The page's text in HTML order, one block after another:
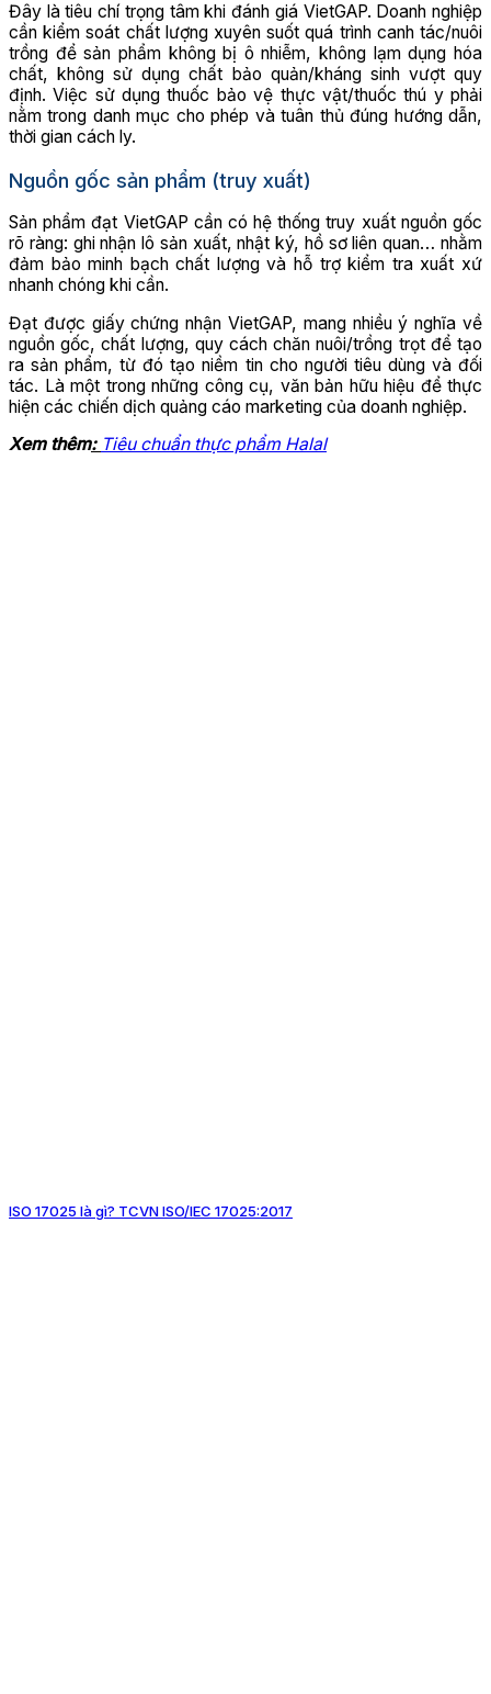
Đây là tiêu chí trọng tâm khi đánh giá VietGAP. Doanh nghiệp
cần kiểm soát chất lượng xuyên suốt quá trình canh tác/nuôi
trồng để sản phẩm không bị ô nhiễm, không lạm dụng hóa
chất, không sử dụng chất bảo quản/kháng sinh vượt quy
định. Việc sử dụng thuốc bảo vệ thực vật/thuốc thú y phải
nằm trong danh mục cho phép và tuân thủ đúng hướng dẫn,
thời gian cách ly.
Nguồn gốc sản phẩm (truy xuất)
Sản phẩm đạt VietGAP cần có hệ thống truy xuất nguồn gốc
rõ ràng: ghi nhận lô sản xuất, nhật ký, hồ sơ liên quan… nhằm
đảm bảo minh bạch chất lượng và hỗ trợ kiểm tra xuất xứ
nhanh chóng khi cần.
Đạt được giấy chứng nhận VietGAP, mang nhiều ý nghĩa về
nguồn gốc, chất lượng, quy cách chăn nuôi/trồng trọt để tạo
ra sản phẩm, từ đó tạo niềm tin cho người tiêu dùng và đối
tác. Là một trong những công cụ, văn bản hữu hiệu để thực
hiện các chiến dịch quảng cáo marketing của doanh nghiệp.
Xem thêm: Tiêu chuẩn thực phẩm Halal
ISO 17025 là gì? TCVN ISO/IEC 17025:2017